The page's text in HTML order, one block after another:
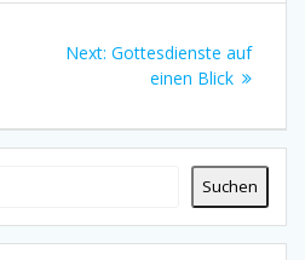
Next: Next
Gottesdienste auf
einen Blick
Suchen